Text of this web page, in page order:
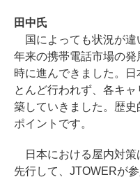
田中氏
国によっても状況が違
年来の携帯電話市場の
時に進んできました。
とんど行われず、各キ
築していきました。歴
ポイントです。
日本における屋内対策
先行して、JTOWERが